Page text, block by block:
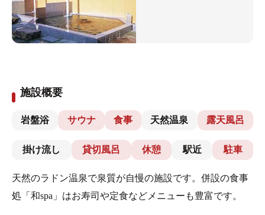
施設概要
岩盤浴 サウナ 食事 天然温泉 露天風呂
掛け流し 貸切風呂 休憩 駅近 駐車
天然のラドン温泉で泉質が自慢の施設です。併設の食事
処「和spa」はお寿司や定食などメニューも豊富です。